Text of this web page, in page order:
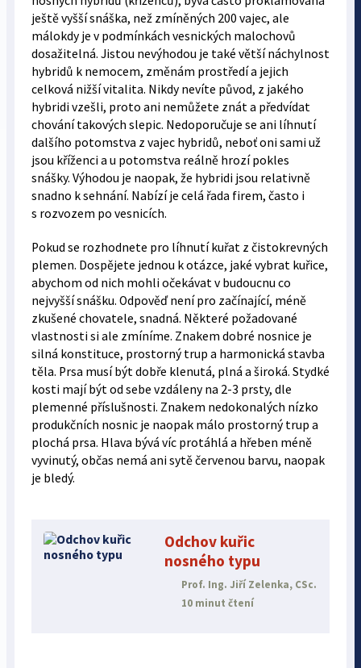
ještě vyšší snáška, než zmíněných 200 vajec, ale
málokdy je v podmínkách vesnických malochovů
dosažitelná. Jistou nevýhodou je také větší náchylnost
hybridů k nemocem, změnám prostředí a jejich
celková nižší vitalita. Nikdy nevíte původ, z jakého
hybridi vzešli, proto ani nemůžete znát a předvídat
chování takových slepic. Nedoporučuje se ani líhnutí
dalšího potomstva z vajec hybridů, neboť oni sami už
jsou kříženci a u potomstva reálně hrozí pokles
snášky. Výhodou je naopak, že hybridi jsou relativně
snadno k sehnání. Nabízí je celá řada firem, často i
s rozvozem po vesnicích.
Pokud se rozhodnete pro líhnutí kuřat z čistokrevných
plemen. Dospějete jednou k otázce, jaké vybrat kuřice,
abychom od nich mohli očekávat v budoucnu co
nejvyšší snášku. Odpověď není pro začínající, méně
zkušené chovatele, snadná. Některé požadované
vlastnosti si ale zmíníme. Znakem dobré nosnice je
silná konstituce, prostorný trup a harmonická stavba
těla. Prsa musí být dobře klenutá, plná a široká. Stydké
kosti mají být od sebe vzdáleny na 2-3 prsty, dle
plemenné příslušnosti. Znakem nedokonalých nízko
produkčních nosnic je naopak málo prostorný trup a
plochá prsa. Hlava bývá víc protáhlá a hřeben méně
vyvinutý, občas nemá ani sytě červenou barvu, naopak
je bledý.
Odchov kuřic
nosného typu
Prof. Ing. Jiří Zelenka, CSc.
10 minut čtení